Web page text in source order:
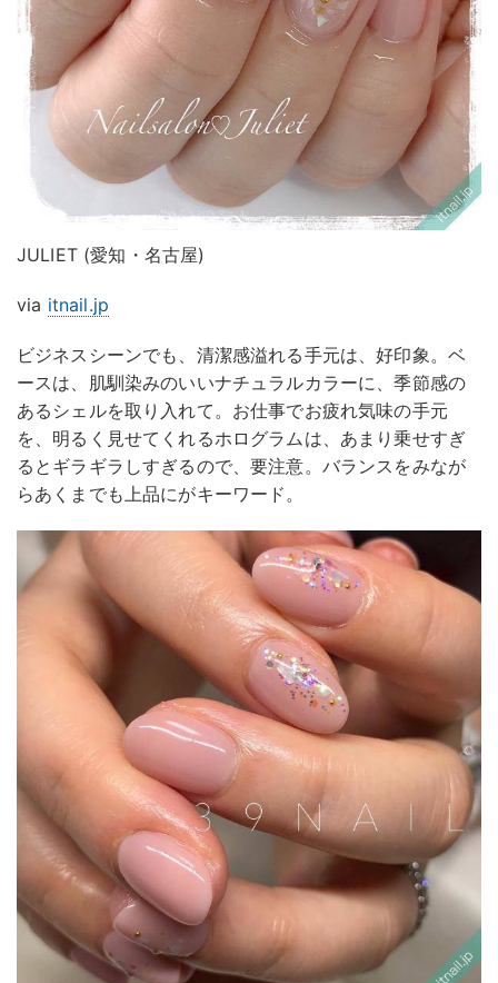
JULIET (愛知・名古屋)
via itnail.jp
ビジネスシーンでも、清潔感溢れる手元は、好印象。ベ
ースは、肌馴染みのいいナチュラルカラーに、季節感の
あるシェルを取り入れて。お仕事でお疲れ気味の手元
を、明るく見せてくれるホログラムは、あまり乗せすぎ
るとギラギラしすぎるので、要注意。バランスをみなが
らあくまでも上品にがキーワード。